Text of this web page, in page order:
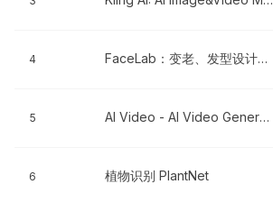
4 FaceLab：变老、发型设计与脸型搭配、欧美相机、变装换脸
5 AI Video - AI Video Generator
6 植物识别 PlantNet